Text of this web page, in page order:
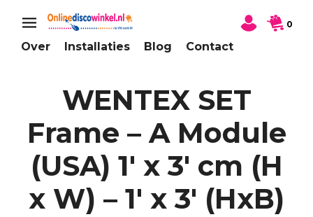
Over Installaties Blog Contact
0
WENTEX SET
Frame – A Module
(USA) 1′ x 3′ cm (H
x W) – 1′ x 3′ (HxB)